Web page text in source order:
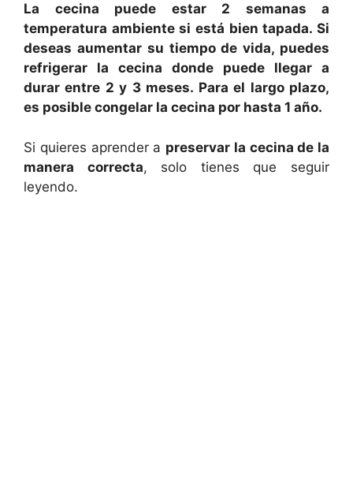
La cecina puede estar 2 semanas a
temperatura ambiente si está bien tapada. Si
deseas aumentar su tiempo de vida, puedes
refrigerar la cecina donde puede llegar a
durar entre 2 y 3 meses. Para el largo plazo,
es posible congelar la cecina por hasta 1 año.
Si quieres aprender a preservar la cecina de la
manera correcta, solo tienes que seguir
leyendo.